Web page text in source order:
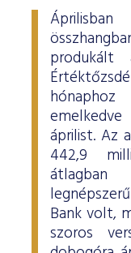
produkált
áprilist. Az
442,9
Bank volt,
szoros